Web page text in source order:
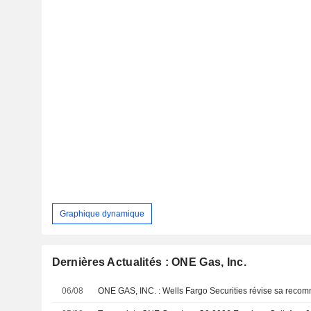
Graphique dynamique
Dernières Actualités : ONE Gas, Inc.
06/08 ONE GAS, INC. : Wells Fargo Securities révise sa